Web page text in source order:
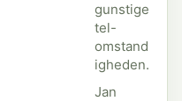
gunstige
tel-
omstand
igheden.
Jan